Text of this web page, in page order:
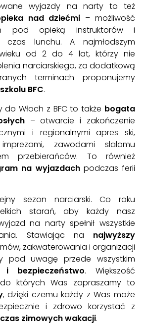
wyjazdy na narty to też
nad dziećmi – możliwość
pod opieką instruktorów i
lunchu. A najmłodszym
od 2 do 4 lat, którzy nie
narciarskiego, za dodatkową
terminach proponujemy
BFC.
Włoch z BFC to także bogata
– otwarcie i zakończenie
i regionalnymi apres ski,
zawodami slalomu
przebierańców. To również
na wyjazdachpodczas ferii
sezon narciarski. Co roku
starań, aby każdy nasz
na narty spełnił wszystkie
Stawiając na najwyższy
zakwaterowania i organizacji
pod uwagę przede wszystkim
bezpieczeństwo. Większość
których Was zapraszamy to
, dzięki czemu każdy z Was może
i zdrowo korzystać z
zimowych wakacji.